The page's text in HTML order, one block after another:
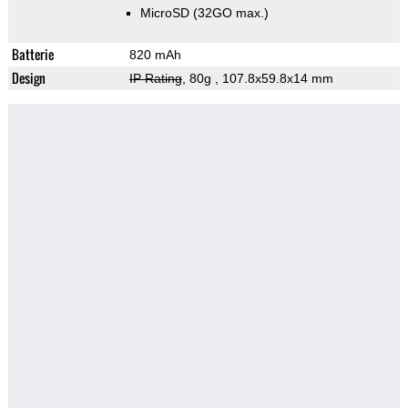
MicroSD (32GO max.)
Batterie 820 mAh
Design IP Rating, 80g , 107.8x59.8x14 mm